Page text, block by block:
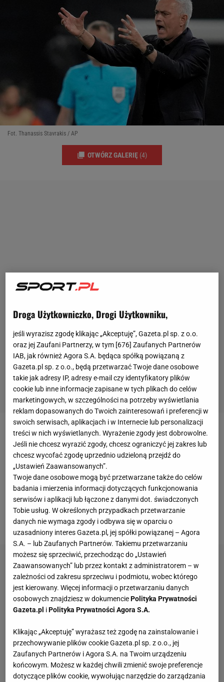
Fot. Thanassis Stavrakis / AP
OTWÓRZ GALERIĘ (4)
Reprezentacja Portugalii odpadła w ćwierćfinale MŚ
po porażce 0:1 z Marokiem. Po tym spotkaniu na
Fernando Santosa spadła fala krytyki. Szczególnie
oberwało mu się za posadzenie na ławce
rezerwowychCristiano Ronaldo. Media coraz więcej
mówią o możliwym zwolnieniu trenera i już szukają
jego następców.
Droga Użytkowniczko, Drogi Użytkowniku,
jeśli wyrazisz zgodę klikając „Akceptuję”, Gazeta.pl sp. z o.o.
oraz jej Zaufani Partnerzy, w tym [676] Zaufanych Partnerów
IAB, jak również Agora S.A. będąca spółką powiązaną z
Gazeta.pl sp. z o.o., będą przetwarzać Twoje dane osobowe
takie jak adresy IP, adresy e-mail czy identyfikatory plików
cookie lub inne informacje zapisane w tych plikach do celów
marketingowych, w szczególności na potrzeby wyświetlania
reklam dopasowanych do Twoich zainteresowań i preferencji w
swoich serwisach, aplikacjach i w Internecie lub personalizacji
treści w nich wyświetlanych. Wyrażenie zgody jest dobrowolne.
Jeśli nie chcesz wyrazić zgody, chcesz ograniczyć jej zakres lub
chcesz wycofać zgodę uprzednio udzieloną przejdź do
„Ustawień Zaawansowanych”.
Twoje dane osobowe mogą być przetwarzane także do celów
badania i mierzenia informacji dotyczących funkcjonowania
serwisów i aplikacji lub łączone z danymi dot. świadczonych
Tobie usług. W określonych przypadkach przetwarzanie
danych nie wymaga zgody i odbywa się w oparciu o
uzasadniony interes Gazeta.pl, jej spółki powiązanej – Agora
S.A. – lub Zaufanych Partnerów. Takiemu przetwarzaniu
możesz się sprzeciwić, przechodząc do „Ustawień
Zaawansowanych” lub przez kontakt z administratorem – w
zależności od zakresu sprzeciwu i podmiotu, wobec którego
jest kierowany. Więcej informacji o przetwarzaniu danych
osobowych znajdziesz w dokumenciePolityka Prywatności
Gazeta.pl iPolityka Prywatności Agora S.A.
Klikając „Akceptuję” wyrażasz też zgodę na zainstalowanie i
przechowywanie plików cookie Gazeta.pl sp. z o.o., jej
Zaufanych Partnerów i Agora S.A. na Twoim urządzeniu
końcowym. Możesz w każdej chwili zmienić swoje preferencje
dotyczące plików cookie, wywołując narzędzie do zarządzania